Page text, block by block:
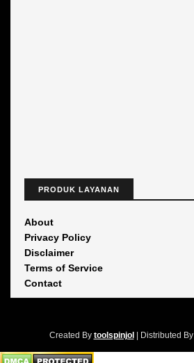
PRODUK LAYANAN
About
Privacy Policy
Disclaimer
Terms of Service
Contact
Created By toolspinjol| Distributed By